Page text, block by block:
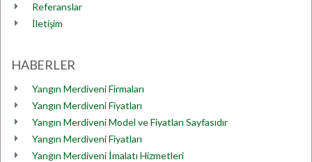
Referanslar
İletişim
HABERLER
Yangın Merdiveni Firmaları
Yangın Merdiveni Fiyatları
Yangın Merdiveni Model ve Fiyatları Sayfasıdır
Yangın Merdiveni Fiyatları
Yangın Merdiveni İmalatı Hizmetleri